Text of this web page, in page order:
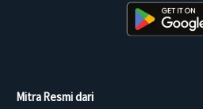
Mitra Resmi dari